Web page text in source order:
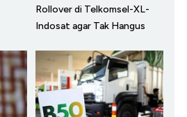
Rollover di Telkomsel-XL-
Indosat agar Tak Hangus